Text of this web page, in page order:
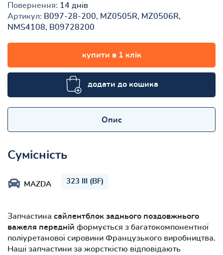
Повернення: 14 днів
Артикул: B097-28-200, MZ0505R, MZ0506R,
NMS4108, B09728200
купити в 1 клік
додати до кошика
Опис
Сумісність
MAZDA 323 III (BF)
Запчастина сайлентблок заднього поздовжнього
важеля передній формується з багатокомпонентної
поліуретанової сировини Французького виробництва.
Наші запчастини за жорсткістю відповідають